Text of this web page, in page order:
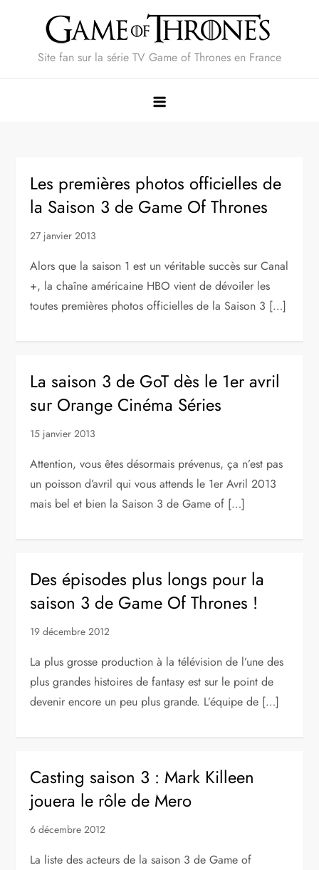
Site fan sur la série TV Game of Thrones en France
Les premières photos officielles de
la Saison 3 de Game Of Thrones
27 janvier 2013
Alors que la saison 1 est un véritable succès sur Canal
+, la chaîne américaine HBO vient de dévoiler les
toutes premières photos officielles de la Saison 3 […]
La saison 3 de GoT dès le 1er avril
sur Orange Cinéma Séries
15 janvier 2013
Attention, vous êtes désormais prévenus, ça n’est pas
un poisson d’avril qui vous attends le 1er Avril 2013
mais bel et bien la Saison 3 de Game of […]
Des épisodes plus longs pour la
saison 3 de Game Of Thrones !
19 décembre 2012
La plus grosse production à la télévision de l’une des
plus grandes histoires de fantasy est sur le point de
devenir encore un peu plus grande. L’équipe de […]
Casting saison 3 : Mark Killeen
jouera le rôle de Mero
6 décembre 2012
La liste des acteurs de la saison 3 de Game of